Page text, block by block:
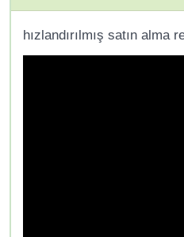
hızlandırılmış satın